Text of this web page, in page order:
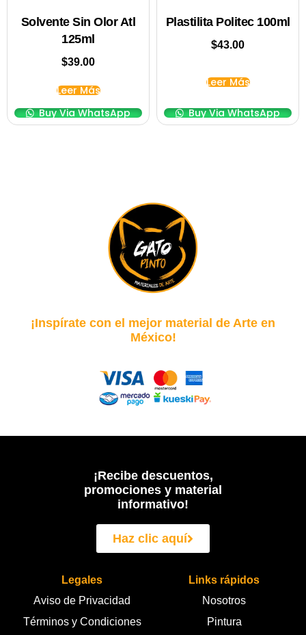
Solvente Sin Olor Atl
125ml
$39.00
Leer Más
Buy Via WhatsApp
Plastilita Politec 100ml
$43.00
Leer Más
Buy Via WhatsApp
¡Inspírate con el mejor material de Arte en
México!
¡Recibe descuentos,
promociones y material
informativo!
Haz clic aquí
Legales
Aviso de Privacidad
Términos y Condiciones
Links rápidos
Nosotros
Pintura